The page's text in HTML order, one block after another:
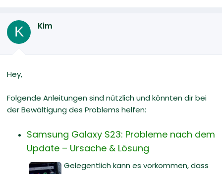
K Kim
Hey,
Folgende Anleitungen sind nützlich und könnten dir bei
der Bewältigung des Problems helfen:
Samsung Galaxy S23: Probleme nach dem
Update – Ursache & Lösung
Gelegentlich kann es vorkommen, dass